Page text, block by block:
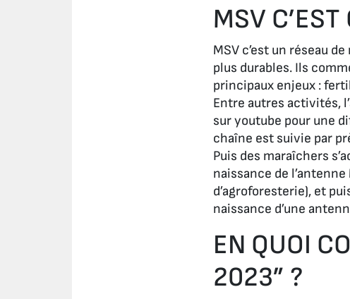
MSV C’EST
MSV c’est un réseau
plus durables. Ils
principaux enjeux :
Entre autres activités,
sur youtube pour une
chaîne est suivie par
Puis des maraîchers
naissance de
d’agroforesterie), et
naissance d’une
EN QUOI
2023” ?